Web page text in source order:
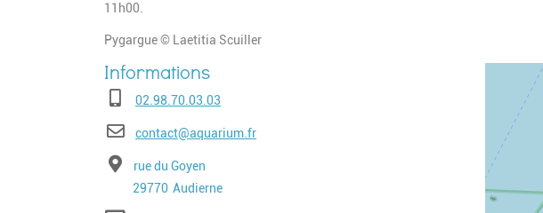
11h00.
Pygargue © Laetitia Scuiller
Téléphone02.98.70.03.03
E-mailcontact@aquarium.fr
Adresserue du Goyen
Code postal
29770 Ville
Audierne